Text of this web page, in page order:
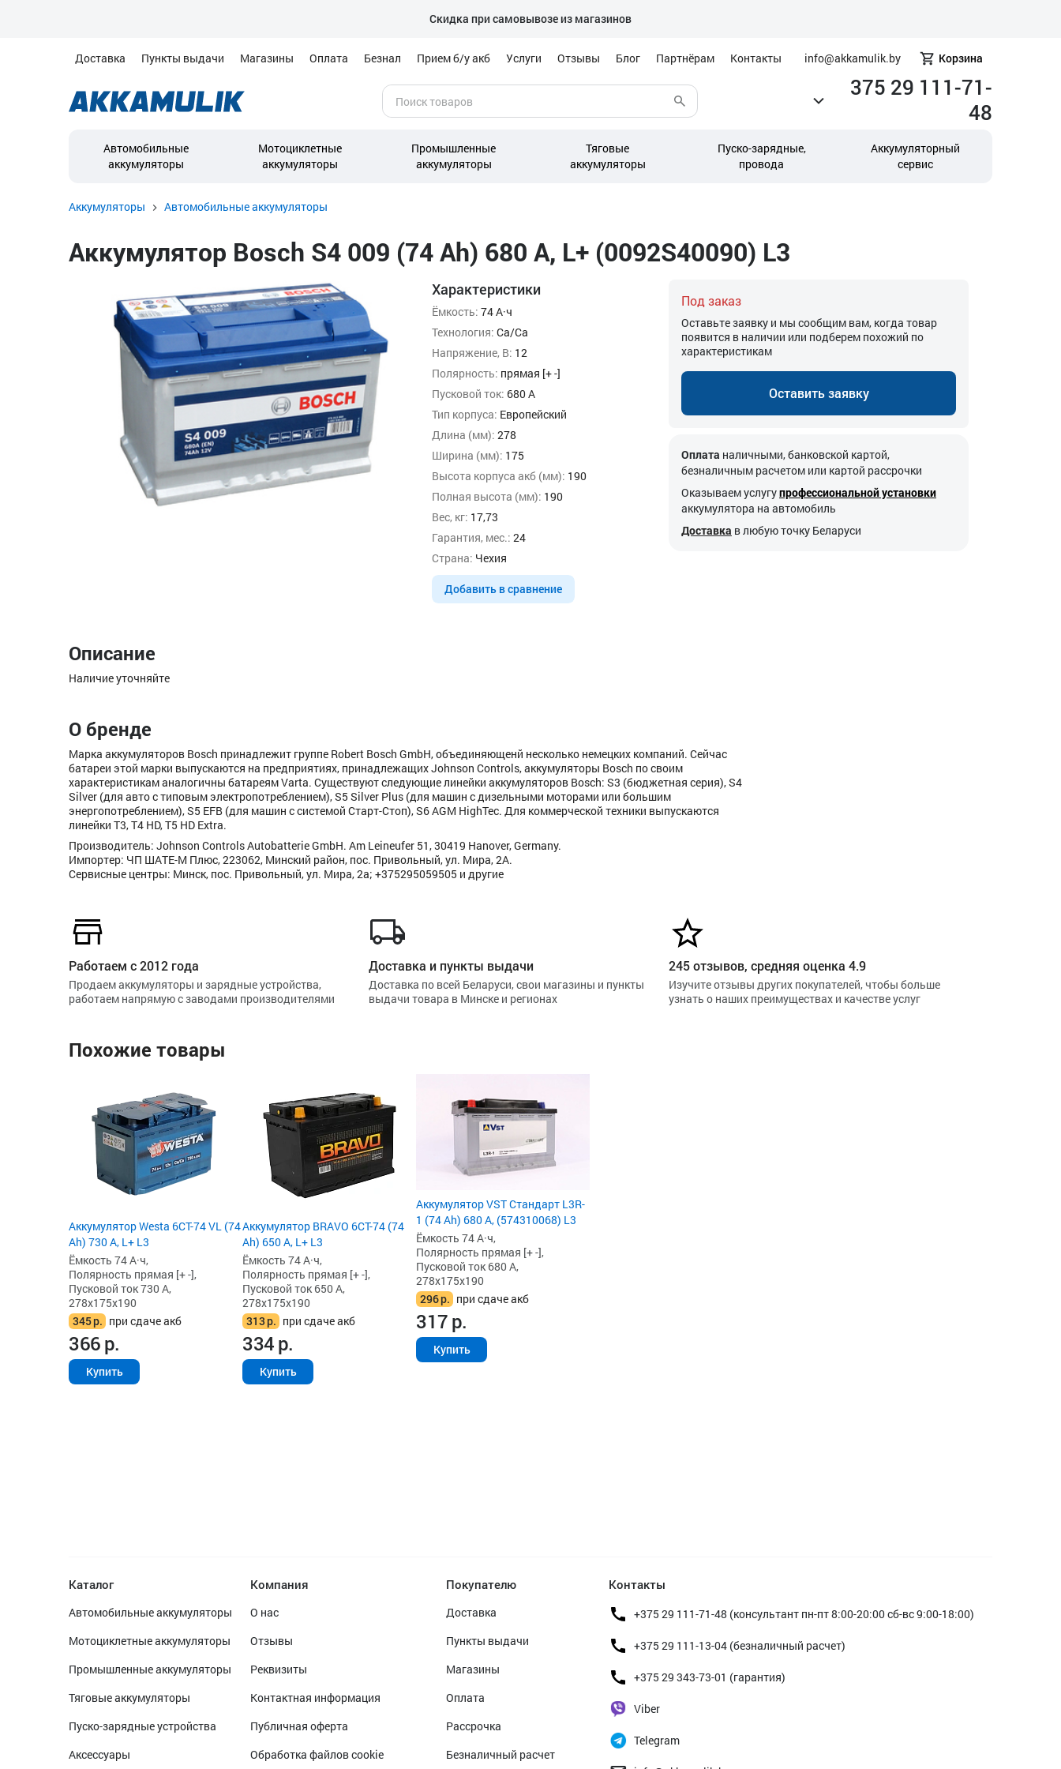
Скидка при самовывозе из магазинов
Доставка Пункты выдачи Магазины Оплата Безнал Прием б/у акб Услуги Отзывы Блог Партнёрам Контакты info@akkamulik.by Корзина
375 29 111-71-
48
Автомобильные
аккумуляторы
Мотоциклетные
аккумуляторы
Промышленные
аккумуляторы
Тяговые
аккумуляторы
Пуско-зарядные,
провода
Аккумуляторный
сервис
Аккумуляторы Автомобильные аккумуляторы
Аккумулятор Bosch S4 009 (74 Ah) 680 А, L+ (0092S40090) L3
Характеристики
Ёмкость: 74 А·ч
Технология: Ca/Ca
Напряжение, В: 12
Полярность: прямая [+ -]
Пусковой ток: 680 А
Тип корпуса: Европейский
Длина (мм): 278
Ширина (мм): 175
Высота корпуса акб (мм): 190
Полная высота (мм): 190
Вес, кг: 17,73
Гарантия, мес.: 24
Страна: Чехия
Добавить в сравнение
Под заказ
Оставьте заявку и мы сообщим вам, когда товар
появится в наличии или подберем похожий по
характеристикам
Оставить заявку
Оплата наличными, банковской картой,
безналичным расчетом или картой рассрочки
Оказываем услугупрофессиональной установки
аккумулятора на автомобиль
Доставка в любую точку Беларуси
Описание
Наличие уточняйте
О бренде
Марка аккумуляторов Bosch принадлежит группе Robert Bosch GmbH, объединяющенй несколько немецких компаний. Сейчас
батареи этой марки выпускаются на предприятиях, принадлежащих Johnson Controls, аккумуляторы Bosch по своим
характеристикам аналогичны батареям Varta. Существуют следующие линейки аккумуляторов Bosch: S3 (бюджетная серия), S4
Silver (для авто с типовым электропотреблением), S5 Silver Plus (для машин с дизельными моторами или большим
энергопотреблением), S5 EFB (для машин с системой Старт-Стоп), S6 AGM HighTec. Для коммерческой техники выпускаются
линейки T3, T4 HD, T5 HD Extra.
Производитель: Johnson Controls Autobatterie GmbH. Am Leineufer 51, 30419 Hanover, Germany.
Импортер: ЧП ШАТЕ-М Плюс, 223062, Минский район, пос. Привольный, ул. Мира, 2А.
Сервисные центры: Минск, пос. Привольный, ул. Мира, 2а; +375295059505 и другие
Работаем с 2012 года
Продаем аккумуляторы и зарядные устройства,
работаем напрямую с заводами производителями
Доставка и пункты выдачи
Доставка по всей Беларуси, свои магазины и пункты
выдачи товара в Минске и регионах
245 отзывов, средняя оценка 4.9
Изучите отзывы других покупателей, чтобы больше
узнать о наших преимуществах и качестве услуг
Похожие товары
Аккумулятор Westa 6СТ-74 VL (74
Ah) 730 А, L+ L3
Ёмкость 74 А·ч,
Полярность прямая [+ -],
Пусковой ток 730 А,
278x175x190
345р. при сдаче акб
366р.
Купить
Аккумулятор BRAVO 6CT-74 (74
Ah) 650 А, L+ L3
Ёмкость 74 А·ч,
Полярность прямая [+ -],
Пусковой ток 650 А,
278x175x190
313р. при сдаче акб
334р.
Купить
Аккумулятор VST Стандарт L3R-
1 (74 Ah) 680 А, (574310068) L3
Ёмкость 74 А·ч,
Полярность прямая [+ -],
Пусковой ток 680 А,
278x175x190
296р. при сдаче акб
317р.
Купить
Каталог
Автомобильные аккумуляторы
Мотоциклетные аккумуляторы
Промышленные аккумуляторы
Тяговые аккумуляторы
Пуско-зарядные устройства
Аксессуары
Компания
О нас
Отзывы
Реквизиты
Контактная информация
Публичная оферта
Обработка файлов cookie
Покупателю
Доставка
Пункты выдачи
Магазины
Оплата
Рассрочка
Безналичный расчет
Контакты
+375 29 111-71-48 (консультант пн-пт 8:00-20:00 сб-вс 9:00-18:00)
+375 29 111-13-04 (безналичный расчет)
+375 29 343-73-01 (гарантия)
Viber
Telegram